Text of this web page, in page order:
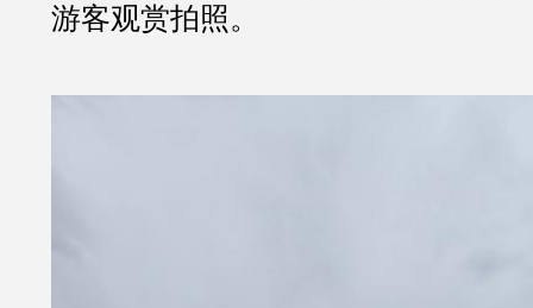
游客观赏拍照。